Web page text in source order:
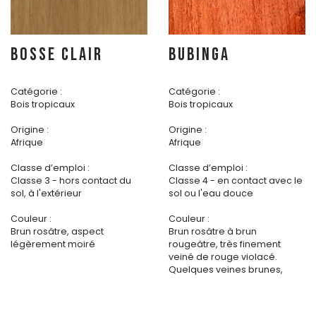
BOSSE CLAIR
Catégorie :
Bois tropicaux
Origine :
Afrique
Classe d’emploi :
Classe 3 - hors contact du
sol, à l'extérieur
Couleur :
Brun rosâtre, aspect
légèrement moiré
BUBINGA
Catégorie :
Bois tropicaux
Origine :
Afrique
Classe d’emploi :
Classe 4 - en contact avec le
sol ou l'eau douce
Couleur :
Brun rosâtre à brun
rougeâtre, très finement
veiné de rouge violacé.
Quelques veines brunes,